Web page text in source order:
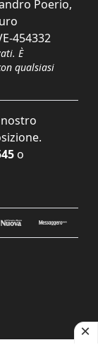
Poerio,
454332
È
qualsiasi
o